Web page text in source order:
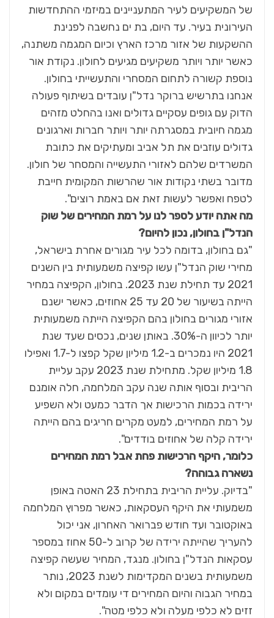
של המשקיעים לעיר המתעניינים במיזמי ההתחדשות
העירונית בעיר. עד היום, בת ים נחשבה לפנינת
ההשקעות של אזור מרכז הארץ וכיום המגמה משתנה,
כאשר יותר ויותר משקיעים מגיעים לחולון. נקודת אור
נוספת קשורה לתחום המסחרי והתעשייתי בחולון.
אנחנו בתרשיש ברוקר נדל"ן עובדים בשיתוף פעולה
הדוק עם גופים עסקיים גדולים ואנו בהחלט מזהים
מגמה חיובית במסגרתה יותר ויותר חברות וארגונים
גדולים עוזבים את תל אביב ומעתיקים את כתובת
המשרדים שלהם לאזורי התעשייה והמסחר של חולון.
מדובר בשתי נקודות אור שהרשות המקומית חייבת
לטפח ואפשר לעשות זאת אם באמת רוצים".
מה אתה יודע לספר לנו על רמת המחירים של שוק
הנדל"ן בחולון, נכון להיום?
"גם בחולון, בדומה לכל עיר מגורים אחרת בישראל,
מחירי שוק הנדל"ן עשו קפיצה משמעותית בין השנים
2021 עד תחילת שנת 2023. בחולון, הקפיצה במחיר
הייתה בשיעור של 20 עד 25 אחוזים, כאשר ישנם
אזורי מגורים בחולון בהם הקפיצה הייתה משמעותית
יותר לכיוון ה-30%. באותן שנים, נכסים שעד שנת
2021 היו נמכרים ב-1.2 מיליון שקל קפצו ל-1.7 ואפילו
1.8 מיליון שקל. מתחילת שנת 2023 עקב עליית
הריבית ובסוף אותה שנה עקב המלחמה, חלה אומנם
ירידה בכמות הרכישות אך הדבר כמעט ולא השפיע
על רמת המחירים, למעט מקרים חריגים בהם הייתה
ירידה קלה של אחוזים בודדים".
כלומר, היקף הרכישות פחת אבל רמת המחירים
נשארה גבוהה?
"בדיוק. עליית הריבית בתחילת 23 האטה באופן
משמעותי את היקף העסקאות, כאשר מפרוץ המלחמה
באוקטובר ועד חודש פברואר האחרון, אני יכול
להעריך שהייתה ירידה של קרוב ל-50 אחוז במספר
עסקאות הנדל"ן בחולון. מנגד, המחיר שעשה קפיצה
משמעותית בשנים המקדימות לשנת 2023, נותר
במחיר הגבוה והיום המחירים די עומדים במקום ולא
זזים לא כלפי מעלה ולא כלפי מטה".